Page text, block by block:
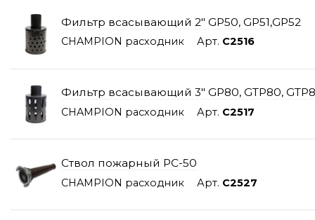
Фильтр всасывающий 2" GP50, GP51,GP52
CHAMPION расходник Арт. C2516
Фильтр всасывающий 3" GP80, GTP80,
CHAMPION расходник Арт. C2517
Ствол пожарный РС-50
CHAMPION расходник Арт. C2527